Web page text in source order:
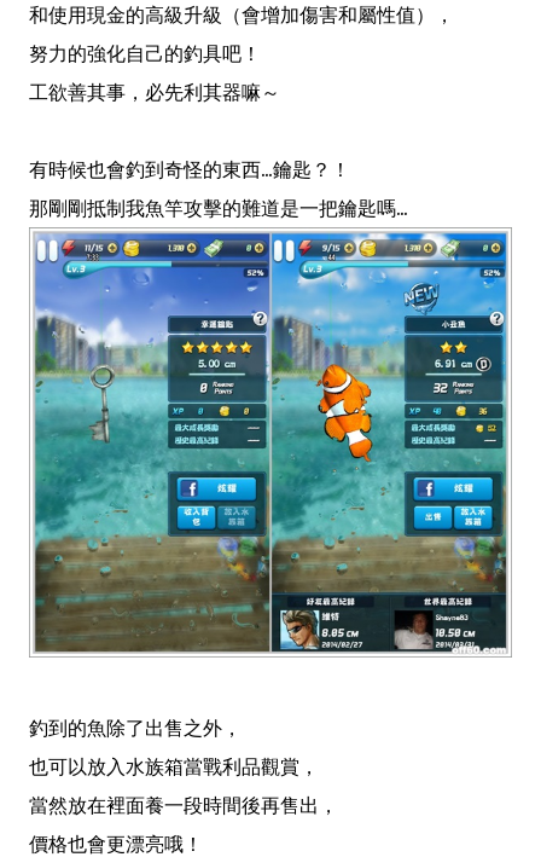
和使用現金的高級升級（會增加傷害和屬性值），
努力的強化自己的釣具吧！
工欲善其事，必先利其器嘛～
有時候也會釣到奇怪的東西...鑰匙？！
那剛剛抵制我魚竿攻擊的難道是一把鑰匙嗎...
釣到的魚除了出售之外，
也可以放入水族箱當戰利品觀賞，
當然放在裡面養一段時間後再售出，
價格也會更漂亮哦！